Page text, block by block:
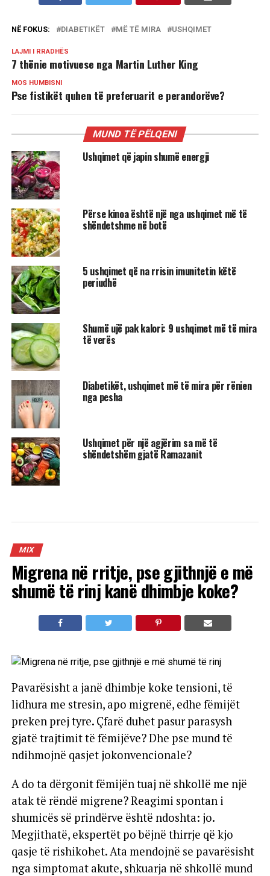
NË FOKUS: DIABETIKËT MË TË MIRA USHQIMET
LAJMI I RRADHËS
7 thënie motivuese nga Martin Luther King
MOS HUMBISNI
Pse fistikët quhen të preferuarit e perandorëve?
MUND TË PËLQENI
Ushqimet që japin shumë energji
Përse kinoa është një nga ushqimet më të
shëndetshme në botë
5 ushqimet që na rrisin imunitetin këtë
periudhë
Shumë ujë pak kalori: 9 ushqimet më të mira
të verës
Diabetikët, ushqimet më të mira për rënien
nga pesha
Ushqimet për një agjërim sa më të
shëndetshëm gjatë Ramazanit
MIX
Migrena në rritje, pse gjithnjë e më
shumë të rinj kanë dhimbje koke?
Pavarësisht a janë dhimbje koke tensioni, të
lidhura me stresin, apo migrenë, edhe fëmijët
preken prej tyre. Çfarë duhet pasur parasysh
gjatë trajtimit të fëmijëve? Dhe pse mund të
ndihmojnë qasjet jokonvencionale?
A do ta dërgonit fëmijën tuaj në shkollë me një
atak të rëndë migrene? Reagimi spontan i
shumicës së prindërve është ndoshta: jo.
Megjithatë, ekspertët po bëjnë thirrje që kjo
qasje të rishikohet. Ata mendojnë se pavarësisht
nga simptomat akute, shkuarja në shkollë mund